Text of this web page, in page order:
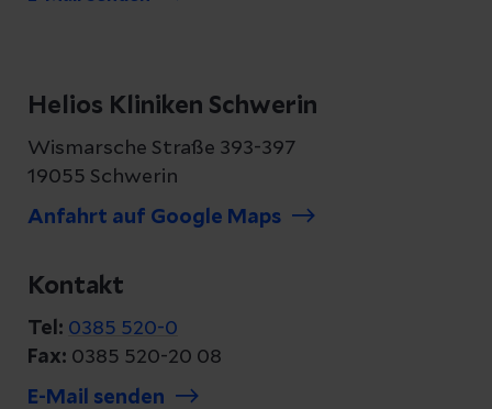
Helios Kliniken Schwerin
Wismarsche Straße 393-397
19055 Schwerin
Anfahrt auf Google Maps
Kontakt
Tel: 0385 520-0
Fax: 0385 520-20 08
E-Mail senden